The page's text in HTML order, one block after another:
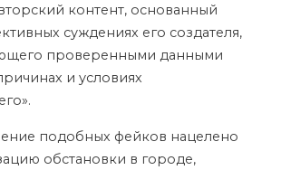
контент, основанный
суждениях его создателя,
проверенными данными
и условиях
подобных фейков нацелено
обстановки в городе,